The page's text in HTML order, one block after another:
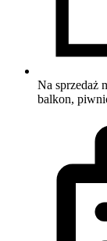
Na sprzedaż
balkon,